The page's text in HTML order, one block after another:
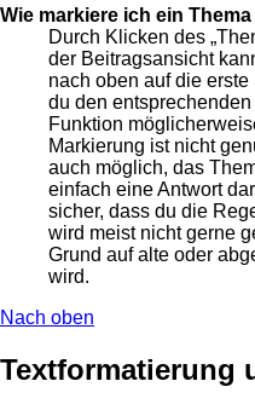
Wie markiere ich ein
Durch Klicken des
der Beitragsansicht
nach oben auf die
du den
Funktion
Markierung ist nicht
auch möglich, das
einfach eine Antwort
sicher, dass du die
wird meist nicht gerne
Grund auf alte oder
wird.
Nach oben
Textformatierung